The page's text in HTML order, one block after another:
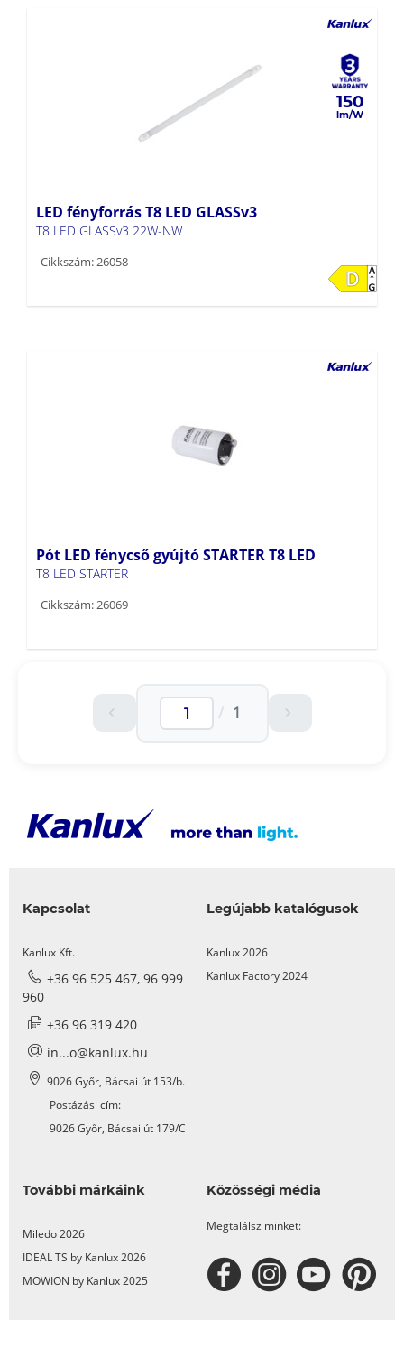
150
LED fényforrás T8 LED GLASSv3
T8 LED GLASSv3 22W-NW
Cikkszám: 26058
Pót LED fénycső gyújtó STARTER T8 LED
T8 LED STARTER
Cikkszám: 26069
/ 1
Kapcsolat
Kanlux Kft.
+36 96 525 467, 96 999
960
+36 96 319 420
in...o@kanlux.hu
9026 Győr, Bácsai út 153/b.
Postázási cím:
9026 Győr, Bácsai út 179/C
Legújabb katalógusok
Kanlux 2026
Kanlux Factory 2024
További márkáink
Miledo 2026
IDEAL TS by Kanlux 2026
MOWION by Kanlux 2025
Közösségi média
Megtalálsz minket: